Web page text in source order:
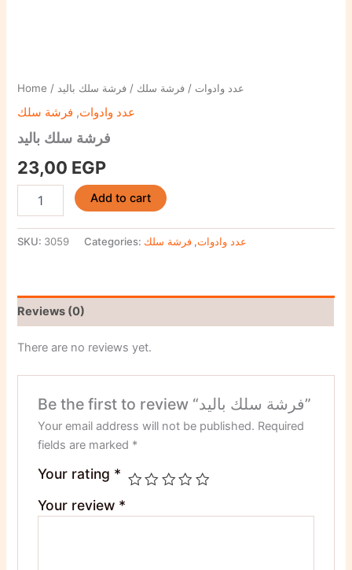
Home / عدد وادوات / فرشة سلك / فرشة سلك باليد
عدد وادوات, فرشة سلك
فرشة سلك باليد
23,00 EGP
Add to cart
SKU: 3059 Categories: عدد وادوات, فرشة سلك
Reviews (0)
There are no reviews yet.
Be the first to review “فرشة سلك باليد”
Your email address will not be published. Required
fields are marked *
Your rating *
Your review *